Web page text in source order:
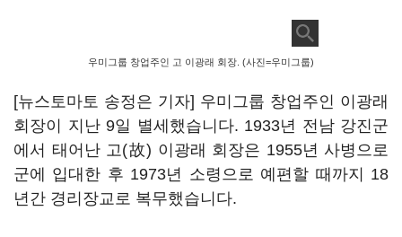
우미그룹 창업주인 고 이광래 회장. (사진=우미그룹)
[뉴스토마토 송정은 기자] 우미그룹 창업주인 이광래
회장이 지난 9일 별세했습니다. 1933년 전남 강진군
에서 태어난 고(故) 이광래 회장은 1955년 사병으로
군에 입대한 후 1973년 소령으로 예편할 때까지 18
년간 경리장교로 복무했습니다.